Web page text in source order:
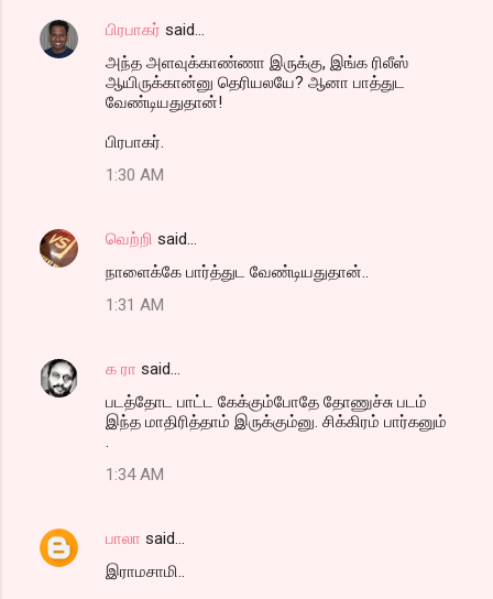
பிரபாகர் said…
அந்த அளவுக்காண்ணா இருக்கு, இங்க ரிலீஸ்
ஆயிருக்கான்னு தெரியலயே? ஆனா பாத்துட
வேண்டியதுதான்!
பிரபாகர்.
1:30 AM
வெற்றி said…
நாளைக்கே பார்த்துட வேண்டியதுதான்..
1:31 AM
க ரா said…
படத்தோட பாட்ட கேக்கும்போதே தோணுச்சு படம்
இந்த மாதிரித்தாம் இருக்கும்னு. சிக்கிரம் பார்கனும்
1:34 AM
பாலா said…
இராமசாமி..